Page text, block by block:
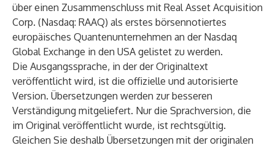
über einen Zusammenschluss mit Real Asset Acquisition
Corp. (Nasdaq: RAAQ) als erstes börsennotiertes
europäisches Quantenunternehmen an der Nasdaq
Global Exchange in den USA gelistet zu werden.
Die Ausgangssprache, in der der Originaltext
veröffentlicht wird, ist die offizielle und autorisierte
Version. Übersetzungen werden zur besseren
Verständigung mitgeliefert. Nur die Sprachversion, die
im Original veröffentlicht wurde, ist rechtsgültig.
Gleichen Sie deshalb Übersetzungen mit der originalen